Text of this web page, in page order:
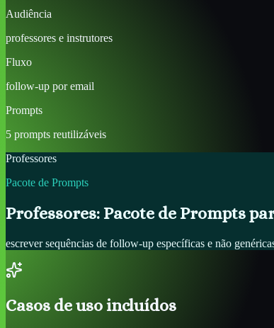
Audiência
professores e instrutores
Fluxo
follow-up por email
Prompts
5 prompts reutilizáveis
Professores
Pacote de Prompts
Professores: Pacote de Prompts
escrever sequências de follow-up específicas e não
Casos de uso incluídos